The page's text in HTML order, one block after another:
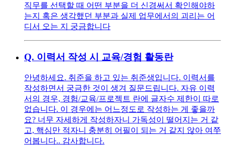
직무를 선택할 때 어떤 부분을 더 신경써서 확인해야하
는지 혹은 생각했던 부분과 실제 업무에서의 괴리는 어
디서 오는 지 궁금합니다
Q. 이력서 작성 시 교육/경험 활동란
안녕하세요. 취준을 하고 있는 취준생입니다. 이력서를
작성하면서 궁금한 것이 생겨 질문드립니다. 자유 이력
서의 경우, 경험/교육/프로젝트 란에 글자수 제한이 따로
없습니다. 이 경우에는 어느정도로 작성하는 게 좋을까
요? 너무 자세하게 작성하자니 가독성이 떨어지는 거 같
고, 핵심만 적자니 충분히 어필이 되는 거 같지 않아 여쭈
어봅니다.. 감사합니다.